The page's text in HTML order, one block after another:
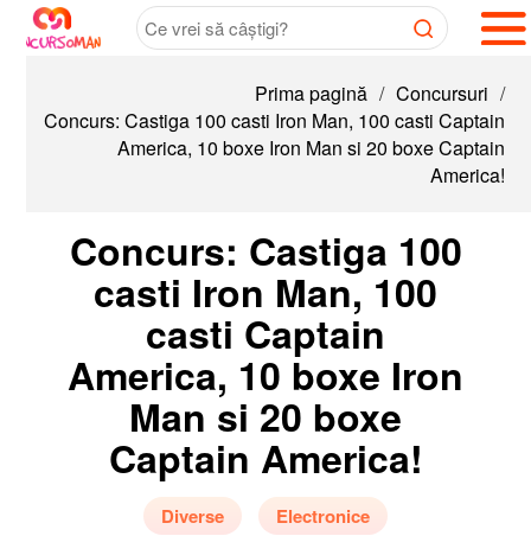
Prima pagină / Concursuri /
Concurs: Castiga 100 casti Iron Man, 100 casti Captain
America, 10 boxe Iron Man si 20 boxe Captain
America!
Concurs: Castiga 100
casti Iron Man, 100
casti Captain
America, 10 boxe Iron
Man si 20 boxe
Captain America!
Diverse
Electronice